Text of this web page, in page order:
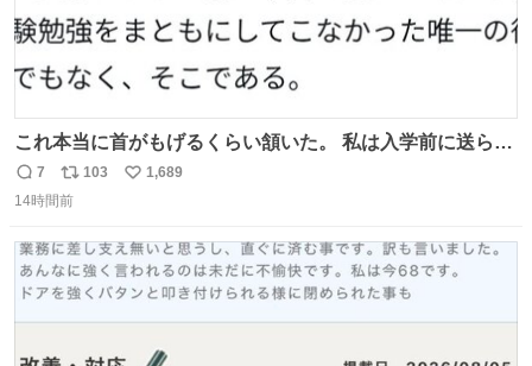
これ本当に首がもげるくらい頷いた。 私は入学前に送られ
てきた、大学のサークル紹介冊子を見た時点で終わりを感
じたので、女子大でもないくせに偏差値の高い大学のイン
た。 高偏差値に行けないならせめてそれくらいした方が予
後がいいです。 https://t.co/9nMHIrETkw
返
信
7
リ
ポ
ト
数
103
い
数
1,689
14時間前